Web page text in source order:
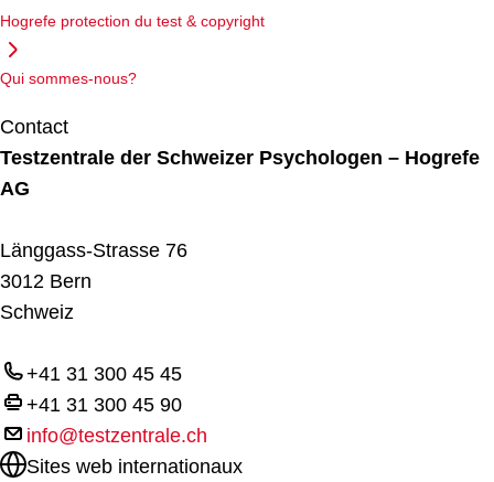
Hogrefe protection du test & copyright
Qui sommes-nous?
Contact
Testzentrale der Schweizer Psychologen – Hogrefe
AG
Länggass-Strasse 76
3012 Bern
Schweiz
+41 31 300 45 45
+41 31 300 45 90
info@testzentrale.ch
Sites web internationaux